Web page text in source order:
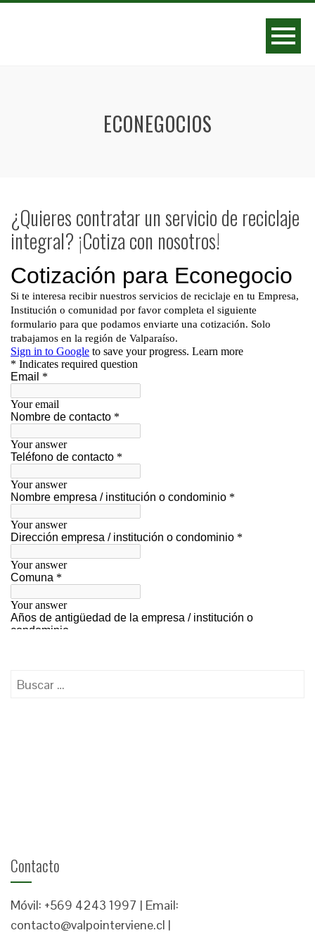
ECONEGOCIOS
¿Quieres contratar un servicio de reciclaje
integral? ¡Cotiza con nosotros!
Buscar:
Contacto
Móvil: +569 4243 1997 | Email:
contacto@valpointerviene.cl |